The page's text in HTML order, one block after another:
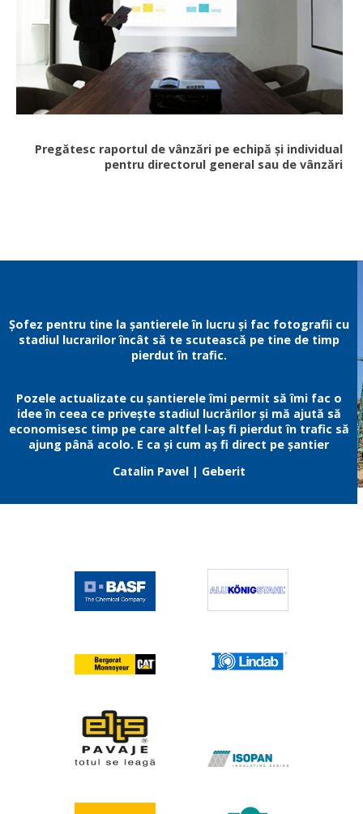
Pregătesc raportul de vânzări pe echipă și individual
pentru directorul general sau de vânzări
Șofez pentru tine la șantierele în lucru și fac fotografii cu
stadiul lucrarilor încât să te scutească pe tine de timp
pierdut în trafic.
Pozele actualizate cu șantierele îmi permit să îmi fac o
idee în ceea ce privește stadiul lucrărilor și mă ajută să
economisesc timp pe care altfel l-aș fi pierdut în trafic să
ajung până acolo. E ca și cum aș fi direct pe șantier
Catalin Pavel| Geberit